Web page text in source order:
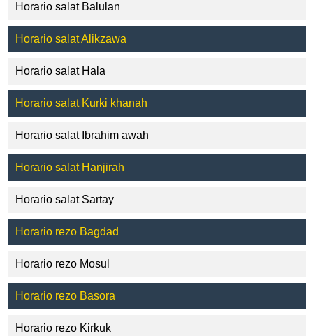
Horario salat Balulan
Horario salat Alikzawa
Horario salat Hala
Horario salat Kurki khanah
Horario salat Ibrahim awah
Horario salat Hanjirah
Horario salat Sartay
Horario rezo Bagdad
Horario rezo Mosul
Horario rezo Basora
Horario rezo Kirkuk